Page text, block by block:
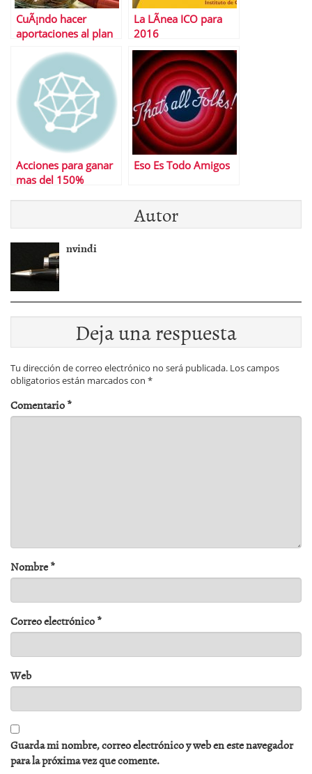
CuÃ¡ndo hacer
aportaciones al plan
La LÃ­nea ICO para
2016
Acciones para ganar
mas del 150%
Eso Es Todo Amigos
Autor
nvindi
Deja una respuesta
Tu dirección de correo electrónico no será publicada. Los campos
obligatorios están marcados con *
Comentario*
Nombre*
Correo electrónico*
Web
Guarda mi nombre, correo electrónico y web en este navegador
para la próxima vez que comente.